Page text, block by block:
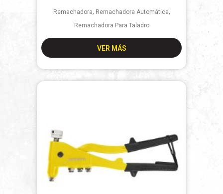
Remachadora, Remachadora Automática,
Remachadora Para Taladro
VER MÁS